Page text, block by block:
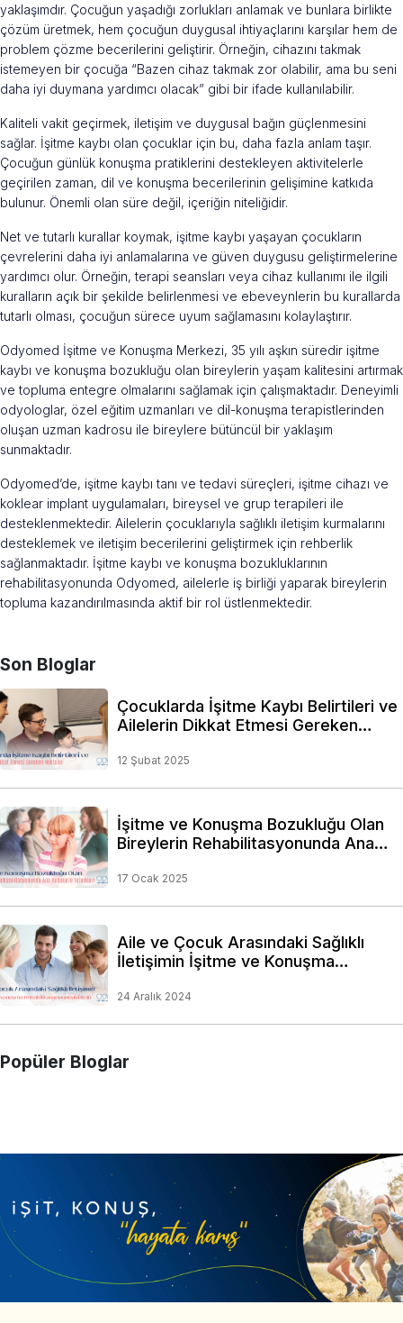
yaklaşımdır. Çocuğun yaşadığı zorlukları anlamak ve bunlara birlikte
çözüm üretmek, hem çocuğun duygusal ihtiyaçlarını karşılar hem de
problem çözme becerilerini geliştirir. Örneğin, cihazını takmak
istemeyen bir çocuğa “Bazen cihaz takmak zor olabilir, ama bu seni
daha iyi duymana yardımcı olacak” gibi bir ifade kullanılabilir.
Kaliteli vakit geçirmek, iletişim ve duygusal bağın güçlenmesini
sağlar. İşitme kaybı olan çocuklar için bu, daha fazla anlam taşır.
Çocuğun günlük konuşma pratiklerini destekleyen aktivitelerle
geçirilen zaman, dil ve konuşma becerilerinin gelişimine katkıda
bulunur. Önemli olan süre değil, içeriğin niteliğidir.
Net ve tutarlı kurallar koymak, işitme kaybı yaşayan çocukların
çevrelerini daha iyi anlamalarına ve güven duygusu geliştirmelerine
yardımcı olur. Örneğin, terapi seansları veya cihaz kullanımı ile ilgili
kuralların açık bir şekilde belirlenmesi ve ebeveynlerin bu kurallarda
tutarlı olması, çocuğun sürece uyum sağlamasını kolaylaştırır.
Odyomed İşitme ve Konuşma Merkezi, 35 yılı aşkın süredir işitme
kaybı ve konuşma bozukluğu olan bireylerin yaşam kalitesini artırmak
ve topluma entegre olmalarını sağlamak için çalışmaktadır. Deneyimli
odyologlar, özel eğitim uzmanları ve dil-konuşma terapistlerinden
oluşan uzman kadrosu ile bireylere bütüncül bir yaklaşım
sunmaktadır.
Odyomed’de, işitme kaybı tanı ve tedavi süreçleri, işitme cihazı ve
koklear implant uygulamaları, bireysel ve grup terapileri ile
desteklenmektedir. Ailelerin çocuklarıyla sağlıklı iletişim kurmalarını
desteklemek ve iletişim becerilerini geliştirmek için rehberlik
sağlanmaktadır. İşitme kaybı ve konuşma bozukluklarının
rehabilitasyonunda Odyomed, ailelerle iş birliği yaparak bireylerin
topluma kazandırılmasında aktif bir rol üstlenmektedir.
Son Bloglar
Çocuklarda İşitme Kaybı Belirtileri ve
Ailelerin Dikkat Etmesi Gereken
12 Şubat 2025
İşitme ve Konuşma Bozukluğu Olan
Bireylerin Rehabilitasyonunda Ana
17 Ocak 2025
Aile ve Çocuk Arasındaki Sağlıklı
İletişimin İşitme ve Konuşma
24 Aralık 2024
Popüler Bloglar